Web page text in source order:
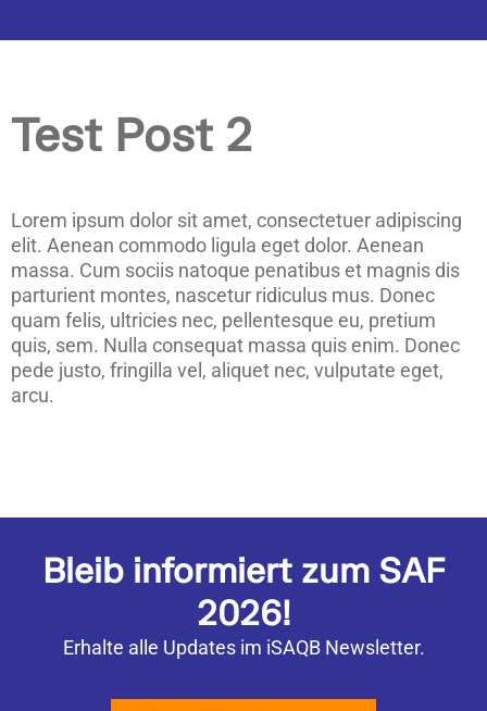
Test Post 2
Lorem ipsum dolor sit amet, consectetuer adipiscing
elit. Aenean commodo ligula eget dolor. Aenean
massa. Cum sociis natoque penatibus et magnis dis
parturient montes, nascetur ridiculus mus. Donec
quam felis, ultricies nec, pellentesque eu, pretium
quis, sem. Nulla consequat massa quis enim. Donec
pede justo, fringilla vel, aliquet nec, vulputate eget,
arcu.
Bleib informiert zum SAF
2026!
Erhalte alle Updates im iSAQB Newsletter.